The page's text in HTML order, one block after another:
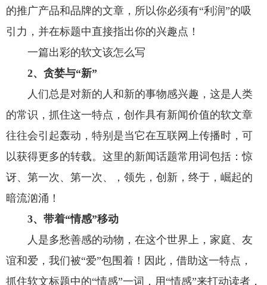
的推广产品和品牌的文章，所以你必须有“利润”的吸
引力，并在标题中直接指出你的兴趣点！
一篇出彩的软文该怎么写
2、贪婪与“新”
人们总是对新的人和新的事物感兴趣，这是人类
的常识，抓住这一特点，创作具有新闻价值的软文章
往往会引起轰动，特别是当它在互联网上传播时，可
以获得更多的转载。这里的新闻话题常用词包括：惊
讶、第一次、第一次、，领先，创新，终于，崛起的
暗流汹涌！
3、带着“情感”移动
人是多愁善感的动物，在这个世界上，家庭、友
谊和爱，我们被“爱”包围着！因此，借助这一特点，
抓住软文标题中的“情感”一词，用“情感”来打动读者，